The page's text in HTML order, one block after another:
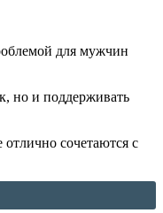
для мужчин
но и поддерживать
отлично сочетаются с